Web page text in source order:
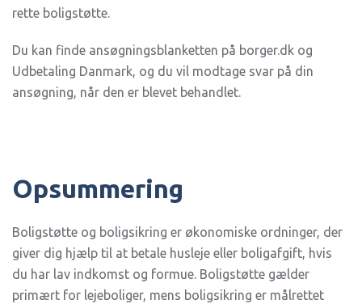
rette boligstøtte.
Du kan finde ansøgningsblanketten på borger.dk og
Udbetaling Danmark, og du vil modtage svar på din
ansøgning, når den er blevet behandlet.
Opsummering
Boligstøtte og boligsikring er økonomiske ordninger, der
giver dig hjælp til at betale husleje eller boligafgift, hvis
du har lav indkomst og formue. Boligstøtte gælder
primært for lejeboliger, mens boligsikring er målrettet